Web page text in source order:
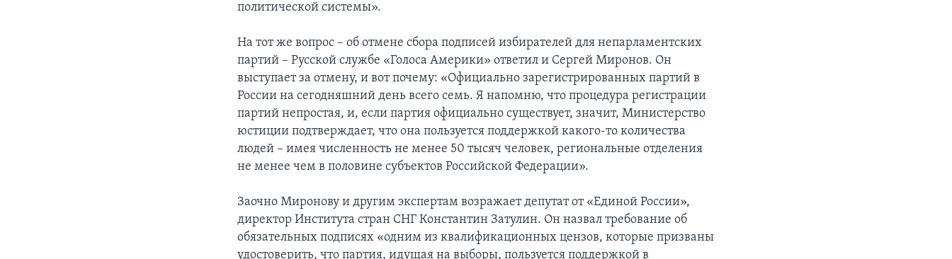
политической системы».
На тот же вопрос – об отмене сбора подписей избирателей для непарламентских
партий – Русской службе «Голоса Америки» ответил и Сергей Миронов. Он
выступает за отмену, и вот почему: «Официально зарегистрированных партий в
России на сегодняшний день всего семь. Я напомню, что процедура регистрации
партий непростая, и, если партия официально существует, значит, Министерство
юстиции подтверждает, что она пользуется поддержкой какого-то количества
людей – имея численность не менее 50 тысяч человек, региональные отделения
не менее чем в половине субъектов Российской Федерации».
Заочно Миронову и другим экспертам возражает депутат от «Единой России»,
директор Института стран СНГ Константин Затулин. Он назвал требование об
обязательных подписях «одним из квалификационных цензов, которые призваны
удостоверить, что партия, идущая на выборы, пользуется поддержкой в